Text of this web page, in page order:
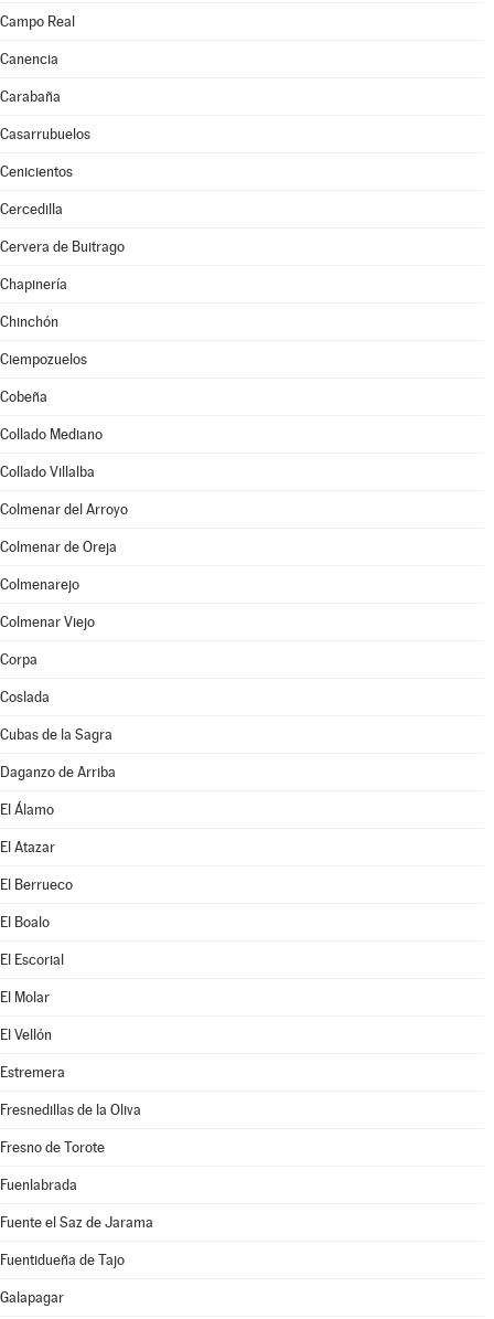
Campo Real
Canencia
Carabaña
Casarrubuelos
Cenicientos
Cercedilla
Cervera de Buitrago
Chapinería
Chinchón
Ciempozuelos
Cobeña
Collado Mediano
Collado Villalba
Colmenar del Arroyo
Colmenar de Oreja
Colmenarejo
Colmenar Viejo
Corpa
Coslada
Cubas de la Sagra
Daganzo de Arriba
El Álamo
El Atazar
El Berrueco
El Boalo
El Escorial
El Molar
El Vellón
Estremera
Fresnedillas de la Oliva
Fresno de Torote
Fuenlabrada
Fuente el Saz de Jarama
Fuentidueña de Tajo
Galapagar